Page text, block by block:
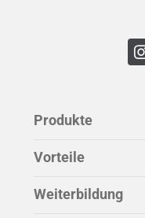
Produkte
Vorteile
Weiterbildung